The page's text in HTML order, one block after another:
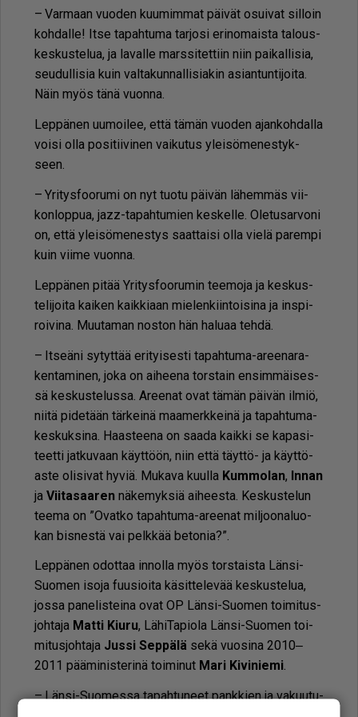
– Var­maan vuo­den kuu­mim­mat päi­vät osui­vat sil­loin
koh­dal­le! It­se ta­pah­tu­ma tar­jo­si eri­no­mais­ta ta­lous­
kes­kus­te­lua, ja la­val­le mars­si­tet­tiin niin pai­kal­li­sia,
seu­dul­li­sia kuin val­ta­kun­nal­li­si­a­kin asi­an­tun­ti­joi­ta.
Näin myös tänä vuon­na.
Lep­pä­nen uu­moi­lee, et­tä tä­män vuo­den ajan­koh­dal­la
voi­si ol­la po­si­tii­vi­nen vai­ku­tus ylei­sö­me­nes­tyk­
seen.
– Yri­tys­foo­ru­mi on nyt tuo­tu päi­vän lä­hem­mäs vii­
kon­lop­pua, jazz-ta­pah­tu­mien kes­kel­le. Ole­tu­sar­vo­ni
on, et­tä ylei­sö­me­nes­tys saat­tai­si ol­la vie­lä pa­rem­pi
kuin vii­me vuon­na.
Lep­pä­nen pi­tää Yri­tys­foo­ru­min tee­mo­ja ja kes­kus­
te­li­joi­ta kai­ken kaik­ki­aan mie­len­kiin­toi­si­na ja ins­pi­
roi­vi­na. Muu­ta­man nos­ton hän ha­lu­aa teh­dä.
– It­se­ä­ni sy­tyt­tää eri­tyi­ses­ti ta­pah­tu­ma-aree­na­ra­
ken­ta­mi­nen, joka on ai­hee­na tors­tain en­sim­mäi­ses­
sä kes­kus­te­lus­sa. Aree­nat ovat tä­män päi­vän il­miö,
nii­tä pi­de­tään tär­kei­nä maa­merk­kei­nä ja ta­pah­tu­ma­
kes­kuk­si­na. Haas­tee­na on saa­da kaik­ki se ka­pa­si­
teet­ti jat­ku­vaan käyt­töön, niin et­tä täyt­tö- ja käyt­tö­
as­te oli­si­vat hy­viä. Mu­ka­va kuul­la Kum­mo­lan, In­nan
ja Vii­ta­saa­rennä­ke­myk­siä ai­hees­ta. Kes­kus­te­lun
tee­ma on ”Ovat­ko ta­pah­tu­ma-aree­nat mil­joo­na­luo­
kan bis­nes­tä vai pelk­kää be­to­nia?”.
Lep­pä­nen odot­taa in­nol­la myös tors­tais­ta Län­si-
Suo­men iso­ja fuu­si­oi­ta kä­sit­te­le­vää kes­kus­te­lua,
jos­sa pa­ne­lis­tei­na ovat OP Län­si-Suo­men toi­mi­tus­
joh­ta­ja Mat­ti Kiu­ru, Lä­hi­Ta­pi­o­la Län­si-Suo­men toi­
mi­tus­joh­ta­ja Jus­si Sep­pä­lä sekä vuo­si­na 2010‒
2011 pää­mi­nis­te­ri­nä toi­mi­nut Mari Ki­vi­nie­mi.
– Län­si-Suo­mes­sa ta­pah­tu­neet pank­kien ja va­kuu­tu­